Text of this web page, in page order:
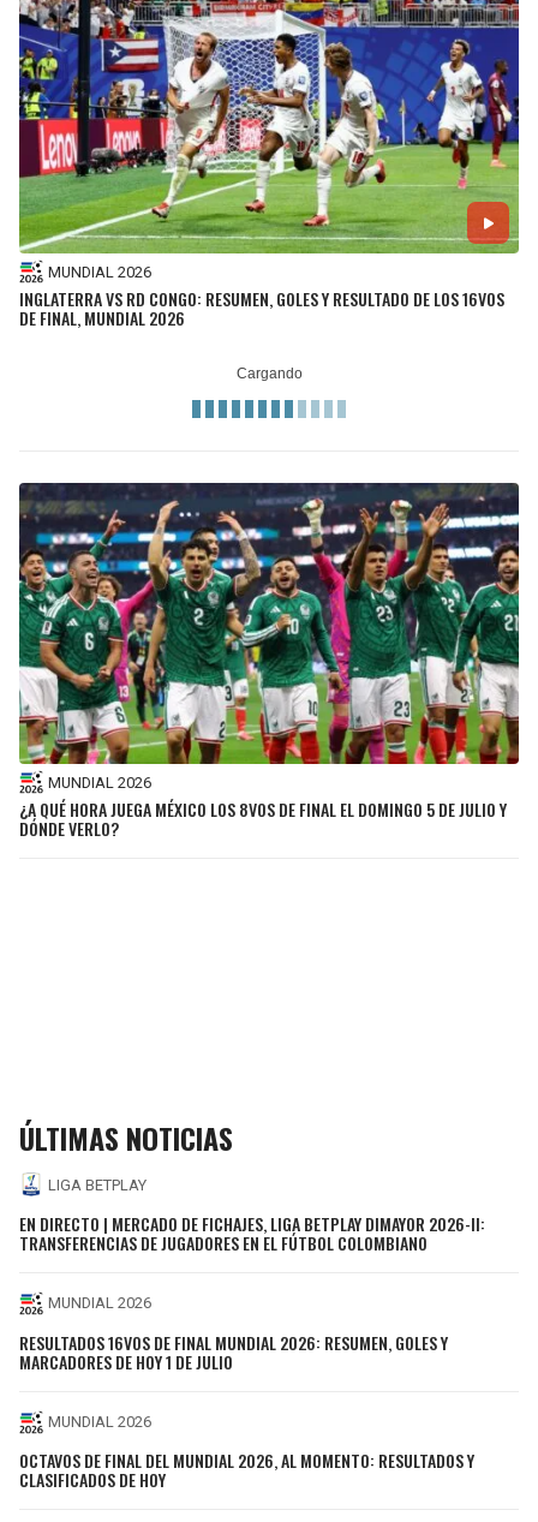
MUNDIAL 2026
INGLATERRA VS RD CONGO: RESUMEN, GOLES Y RESULTADO DE LOS 16VOS
DE FINAL, MUNDIAL 2026
MUNDIAL 2026
¿A QUÉ HORA JUEGA MÉXICO LOS 8VOS DE FINAL EL DOMINGO 5 DE JULIO Y
DÓNDE VERLO?
ÚLTIMAS NOTICIAS
LIGA BETPLAY
EN DIRECTO | MERCADO DE FICHAJES, LIGA BETPLAY DIMAYOR 2026-II:
TRANSFERENCIAS DE JUGADORES EN EL FÚTBOL COLOMBIANO
MUNDIAL 2026
RESULTADOS 16VOS DE FINAL MUNDIAL 2026: RESUMEN, GOLES Y
MARCADORES DE HOY 1 DE JULIO
MUNDIAL 2026
OCTAVOS DE FINAL DEL MUNDIAL 2026, AL MOMENTO: RESULTADOS Y
CLASIFICADOS DE HOY